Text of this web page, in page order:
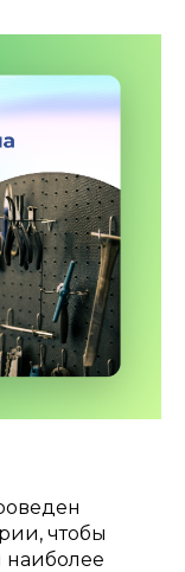
чтобы
наиболее